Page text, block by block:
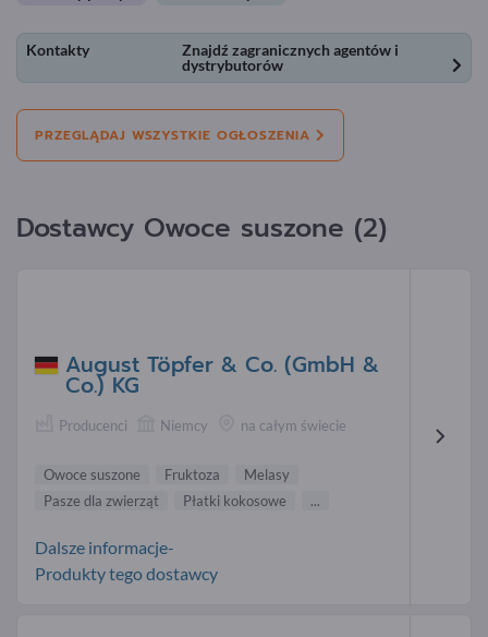
Kontakty
Znajdź zagranicznych agentów i
dystrybutorów
PRZEGLĄDAJ WSZYSTKIE OGŁOSZENIA
Dostawcy Owoce suszone (2)
August Töpfer & Co. (GmbH &
Co.) KG
Producenci Niemcy na całym świecie
Owoce suszone Fruktoza
Melasy
Pasze dla zwierząt
Płatki kokosowe ...
Dalsze informacje-
Produkty tego dostawcy